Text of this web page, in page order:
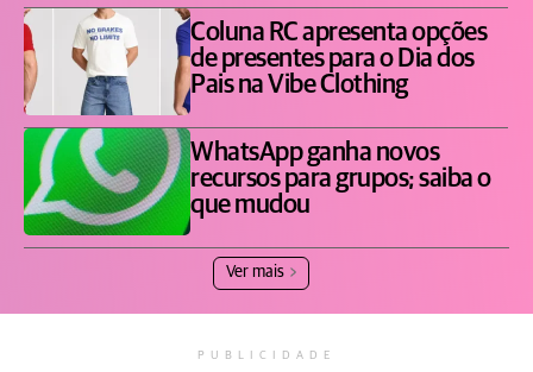
Coluna RC apresenta opções
de presentes para o Dia dos
Pais na Vibe Clothing
WhatsApp ganha novos
recursos para grupos; saiba o
que mudou
Ver mais
PUBLICIDADE